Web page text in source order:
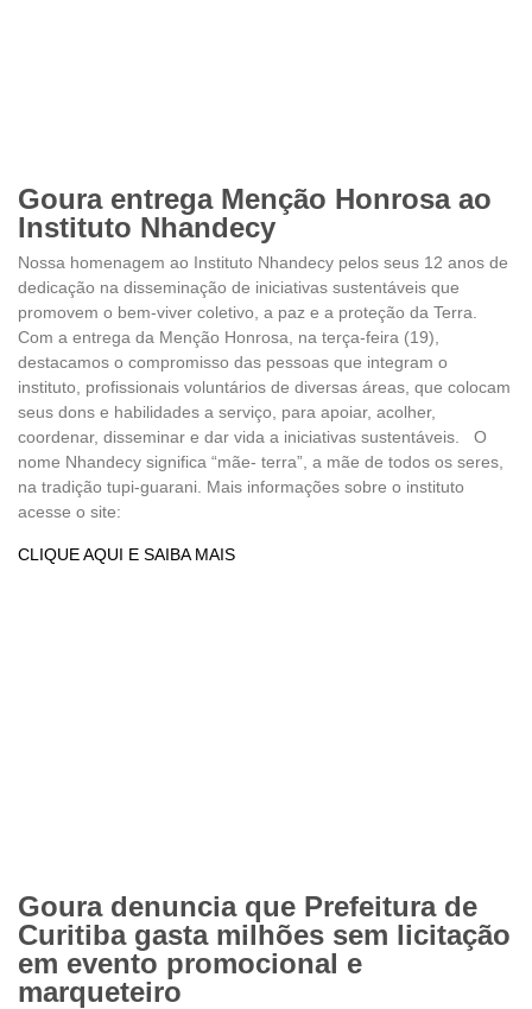
Goura entrega Menção Honrosa ao
Instituto Nhandecy
Nossa homenagem ao Instituto Nhandecy pelos seus 12 anos de
dedicação na disseminação de iniciativas sustentáveis que
promovem o bem-viver coletivo, a paz e a proteção da Terra.
Com a entrega da Menção Honrosa, na terça-feira (19),
destacamos o compromisso das pessoas que integram o
instituto, profissionais voluntários de diversas áreas, que colocam
seus dons e habilidades a serviço, para apoiar, acolher,
coordenar, disseminar e dar vida a iniciativas sustentáveis. O
nome Nhandecy significa “mãe- terra”, a mãe de todos os seres,
na tradição tupi-guarani. Mais informações sobre o instituto
acesse o site:
CLIQUE AQUI E SAIBA MAIS
Goura denuncia que Prefeitura de
Curitiba gasta milhões sem licitação
em evento promocional e
marqueteiro